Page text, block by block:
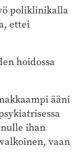
poliklinikalla
ettei
hoidossa
ääni
ihan
vaan